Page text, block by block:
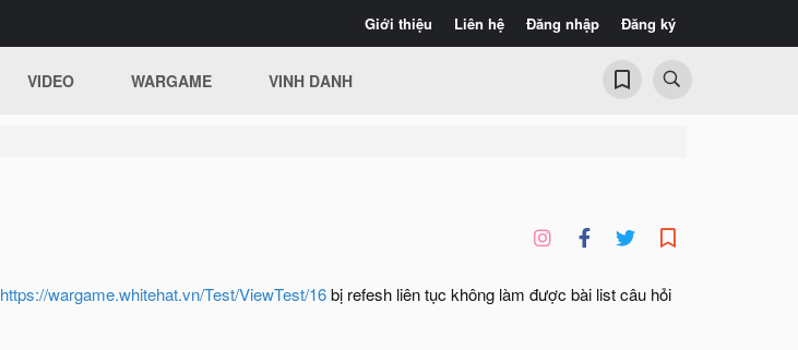
Giới thiệu Liên hệ Đăng nhập Đăng ký
VIDEO WARGAME VINH DANH
https://wargame.whitehat.vn/Test/ViewTest/16bị refesh liên tục không làm được bài list câu hỏi